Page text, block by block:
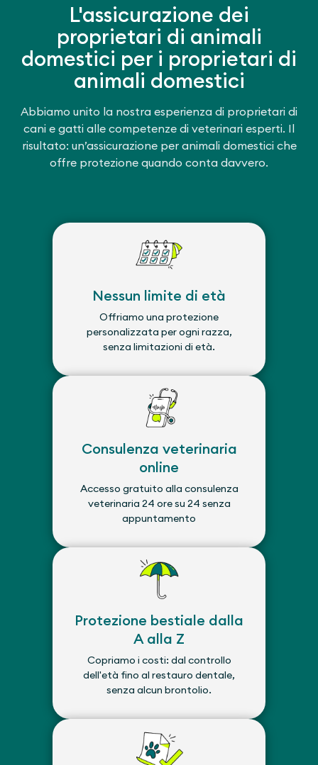
L'assicurazione dei
proprietari di animali
domestici per i proprietari di
animali domestici
Abbiamo unito la nostra esperienza di proprietari di
cani e gatti alle competenze di veterinari esperti. Il
risultato: un’assicurazione per animali domestici che
offre protezione quando conta davvero.
Nessun limite di età
Offriamo una protezione
personalizzata per ogni razza,
senza limitazioni di età.
Consulenza veterinaria
online
Accesso gratuito alla consulenza
veterinaria 24 ore su 24 senza
appuntamento
Protezione bestiale dalla
A alla Z
Copriamo i costi: dal controllo
dell'età fino al restauro dentale,
senza alcun brontolio.